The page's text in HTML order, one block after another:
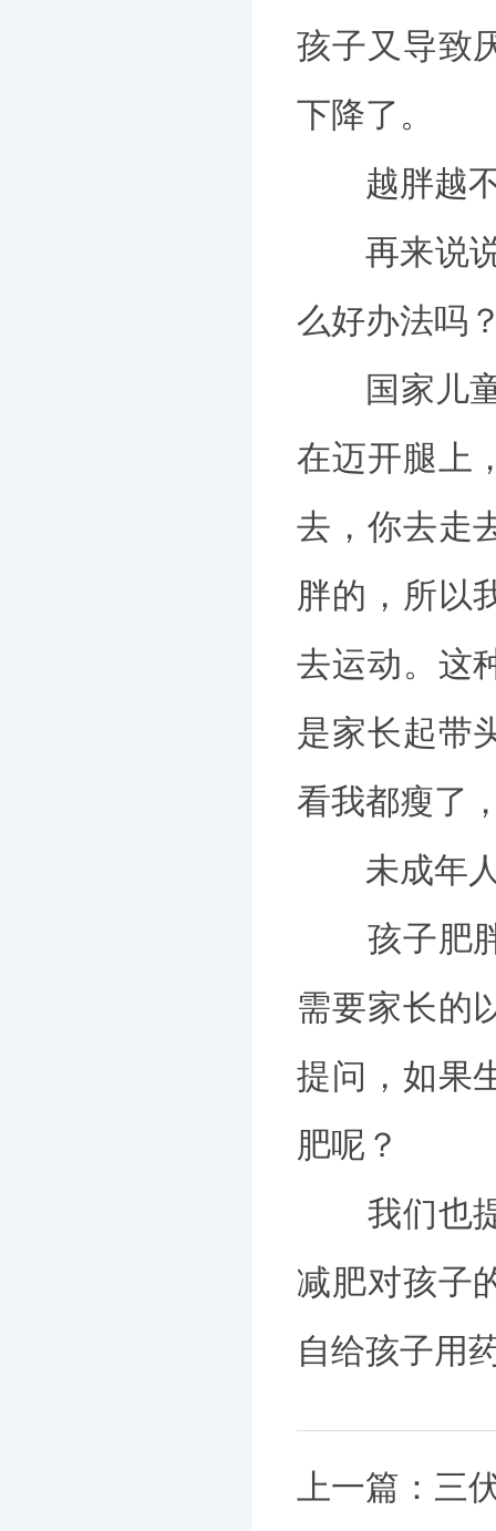
孩子又导致
下降了。
越胖越不
再来说说“
么好办法吗
国家儿童
在迈开腿上
去，你去走
胖的，所以
去运动。这
是家长起带
看我都瘦了
未成年人
孩子肥胖
需要家长的
提问，如果
肥呢？
我们也提
减肥对孩子
自给孩子用
上一篇： 三